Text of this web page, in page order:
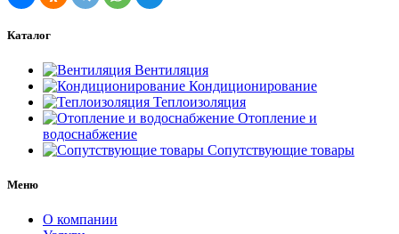
Каталог
Вентиляция
Кондиционирование
Теплоизоляция
Отопление и
водоснабжение
Сопутствующие товары
Меню
О компании